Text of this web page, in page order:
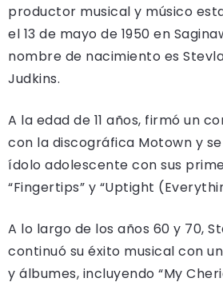
productor musical y músico
el 13 de mayo de 1950 en
nombre de nacimiento es
Judkins.
A la edad de 11 años, firmó un
con la discográfica Motown y
ídolo adolescente con sus
“Fingertips” y “Uptight
A lo largo de los años 60 y 70,
continuó su éxito musical con
y álbumes, incluyendo “My